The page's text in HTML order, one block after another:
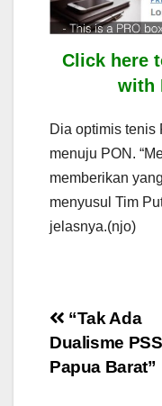
Click here
with
Dia optimis tenis
menuju PON.
memberikan
menyusul Tim
jelasnya.(njo)
Post
“Tak Ada
Dualisme
Papua Barat”